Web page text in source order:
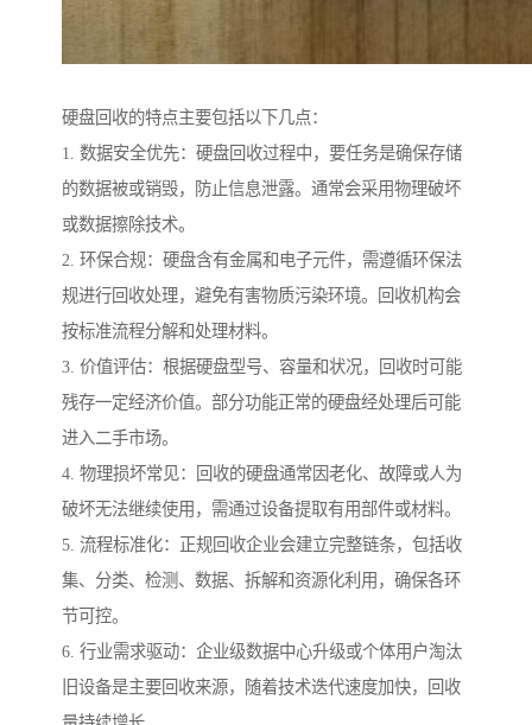
硬盘回收的特点主要包括以下几点：
1. 数据安全优先：硬盘回收过程中，要任务是确保存储
的数据被或销毁，防止信息泄露。通常会采用物理破坏
或数据擦除技术。
2. 环保合规：硬盘含有金属和电子元件，需遵循环保法
规进行回收处理，避免有害物质污染环境。回收机构会
按标准流程分解和处理材料。
3. 价值评估：根据硬盘型号、容量和状况，回收时可能
残存一定经济价值。部分功能正常的硬盘经处理后可能
进入二手市场。
4. 物理损坏常见：回收的硬盘通常因老化、故障或人为
破坏无法继续使用，需通过设备提取有用部件或材料。
5. 流程标准化：正规回收企业会建立完整链条，包括收
集、分类、检测、数据、拆解和资源化利用，确保各环
节可控。
6. 行业需求驱动：企业级数据中心升级或个体用户淘汰
旧设备是主要回收来源，随着技术迭代速度加快，回收